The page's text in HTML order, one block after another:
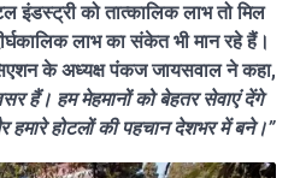
इंडस्ट्री को तात्कालिक लाभ तो मिल
लाभ का संकेत भी मान रहे हैं।
के अध्यक्ष पंकज जायसवाल ने कहा,
हैं। हम मेहमानों को बेहतर सेवाएं देंगे
होटलों की पहचान देशभर में बने।”